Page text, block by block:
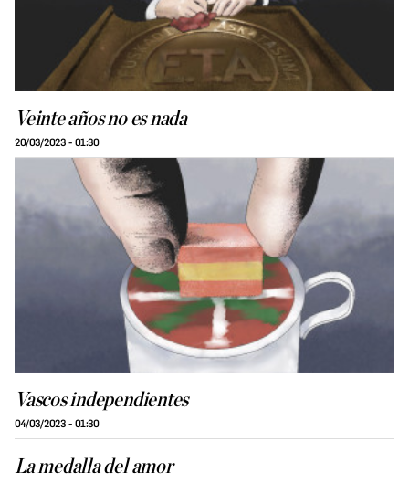
Veinte años no es nada
20/03/2023 - 01:30
Vascos independientes
04/03/2023 - 01:30
La medalla del amor